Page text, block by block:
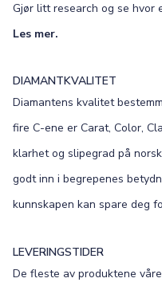
Gjør litt research og se hvor
Les mer.
DIAMANTKVALITET
Diamantens kvalitet
fire C-ene er Carat, Color,
klarhet og slipegrad på
godt inn i begrepenes
kunnskapen kan spare deg
LEVERINGSTIDER
De fleste av produktene